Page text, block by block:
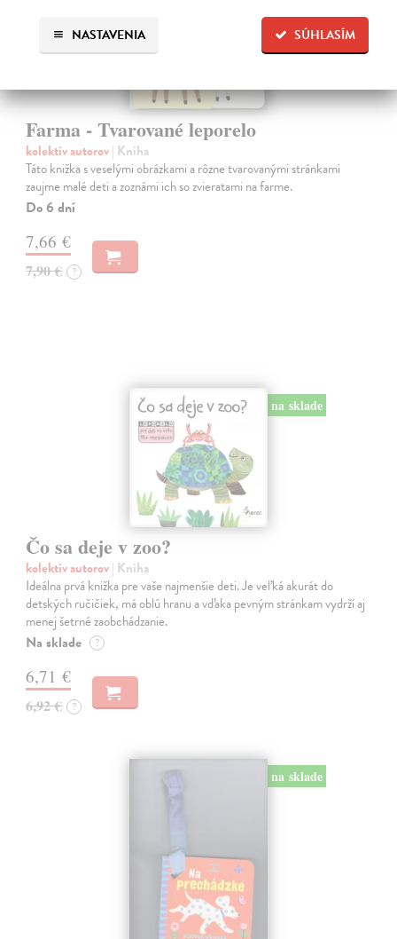
SÚHLASÍM
NASTAVENIA
Farma - Tvarované leporelo
kolektív autorov| Kniha
Táto knižka s veselými obrázkami a rôzne tvarovanými stránkami
zaujme malé deti a zoznámi ich so zvieratami na farme.
Do 6 dní
7,66 €
7,90 € ?
na sklade
Čo sa deje v zoo?
kolektív autorov| Kniha
Ideálna prvá knižka pre vaše najmenšie deti. Je veľká akurát do
detských ručičiek, má oblú hranu a vďaka pevným stránkam vydrží aj
menej šetrné zaobchádzanie.
Na sklade ?
6,71 €
6,92 € ?
na sklade